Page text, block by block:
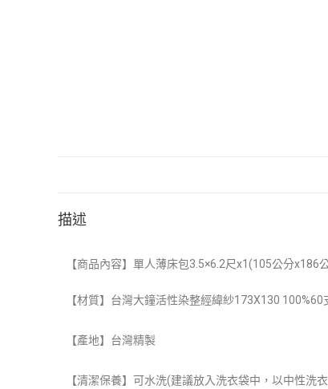
描述
【商品內容】單人薄床包3.5×6.2尺x1(105公分x186
【材質】台灣大鐘活性染整經緯紗173X130
【產地】台灣精製
【清潔保養】可水洗(建議放入洗衣袋中，以中性